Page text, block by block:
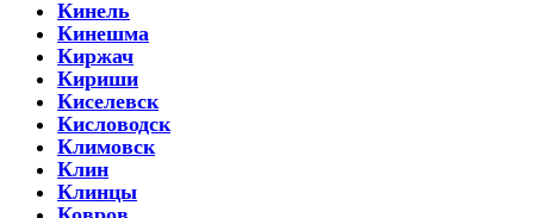
Кинель
Кинешма
Киржач
Кириши
Киселевск
Кисловодск
Климовск
Клин
Клинцы